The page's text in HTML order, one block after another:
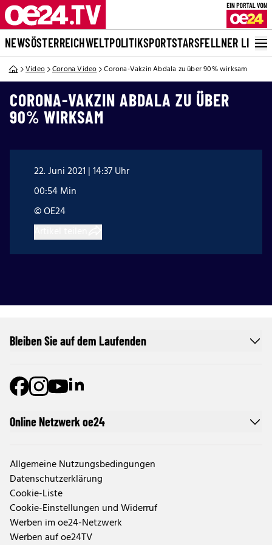
NEWSÖSTERREICHWELTPOLITIKSPORTSTARSFELLNER LIVE
Video Corona Video Corona-Vakzin Abdala zu über 90% wirksam
CORONA-VAKZIN ABDALA ZU ÜBER
90% WIRKSAM
22. Juni 2021 | 14:37 Uhr
00:54 Min
© OE24
Online Netzwerk oe24
Allgemeine Nutzungsbedingungen
Datenschutzerklärung
Cookie-Liste
Cookie-Einstellungen und Widerruf
Werben im oe24-Netzwerk
Werben auf oe24TV
Bleiben Sie auf dem Laufenden